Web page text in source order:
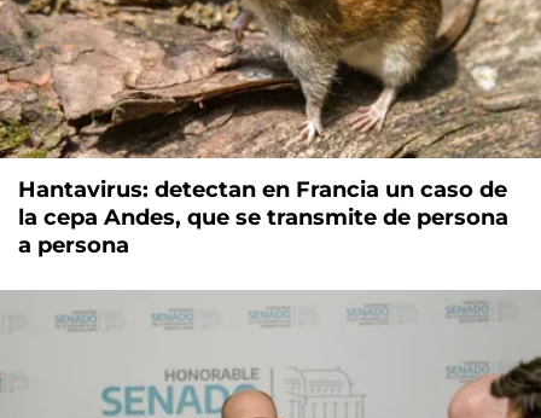
Hantavirus: detectan en Francia un caso de
la cepa Andes, que se transmite de persona
a persona